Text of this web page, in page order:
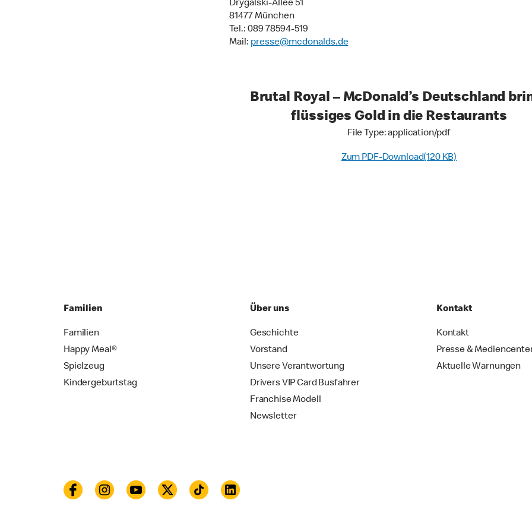
Drygalski-Allee 51
81477 München
Tel.: 089 78594-519
Mail: presse@mcdonalds.de
Brutal Royal – McDonald’s Deutschland
flüssiges Gold in die Restaurants
File Type: application/pdf
Zum PDF-Download(120 KB)
Familien
Familien
Happy Meal®
Spielzeug
Kindergeburtstag
Über uns
Geschichte
Vorstand
Unsere Verantwortung
Drivers VIP Card Busfahrer
Franchise Modell
Newsletter
Kontakt
Kontakt
Presse &
Aktuelle Warnungen